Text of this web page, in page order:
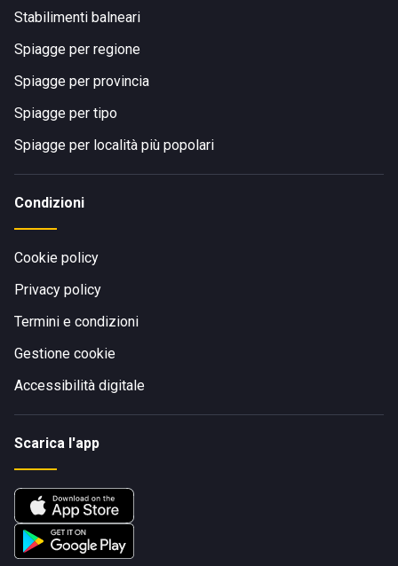
Stabilimenti balneari
Spiagge per regione
Spiagge per provincia
Spiagge per tipo
Spiagge per località più popolari
Condizioni
Cookie policy
Privacy policy
Termini e condizioni
Gestione cookie
Accessibilità digitale
Scarica l'app